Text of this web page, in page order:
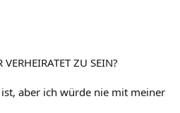
VERHEIRATET ZU SEIN?
aber ich würde nie mit meiner